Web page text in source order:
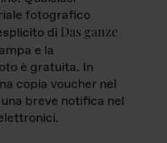
fotografico
di Das ganze
e la
è gratuita. In
copia voucher nel
breve notifica nel